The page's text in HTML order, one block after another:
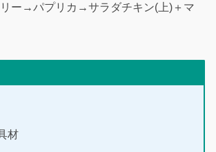
ー→パプリカ→サラダチキン(上)＋マ
材